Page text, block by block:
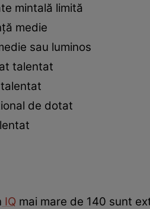
mintală limită
medie
sau luminos
talentat
de dotat
IQ mai mare de 140 sunt